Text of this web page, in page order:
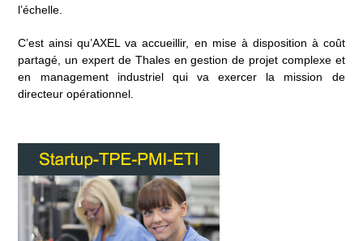
l’échelle.
C’est ainsi qu’AXEL va accueillir, en mise à disposition à coût
partagé, un expert de Thales en gestion de projet complexe et
en management industriel qui va exercer la mission de
directeur opérationnel.